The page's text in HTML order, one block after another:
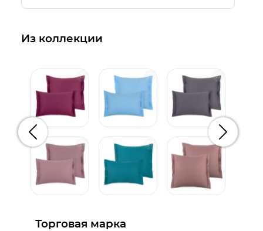
Из коллекции
Предыдущий
Торговая марка